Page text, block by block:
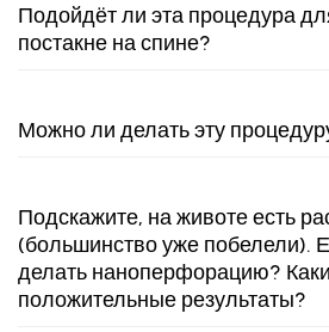
Подойдёт ли эта процедура
постакне на спине?
Можно ли делать эту
Подскажите, на животе есть
(большинство уже побелели).
делать наноперфорацию?
положительные результаты?